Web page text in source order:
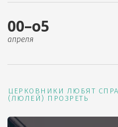
00–о5
апреля
ЦЕРКОВНИКИ ЛЮБЯТ
(ЛЮЛЕЙ) ПРОЗРЕТЬ